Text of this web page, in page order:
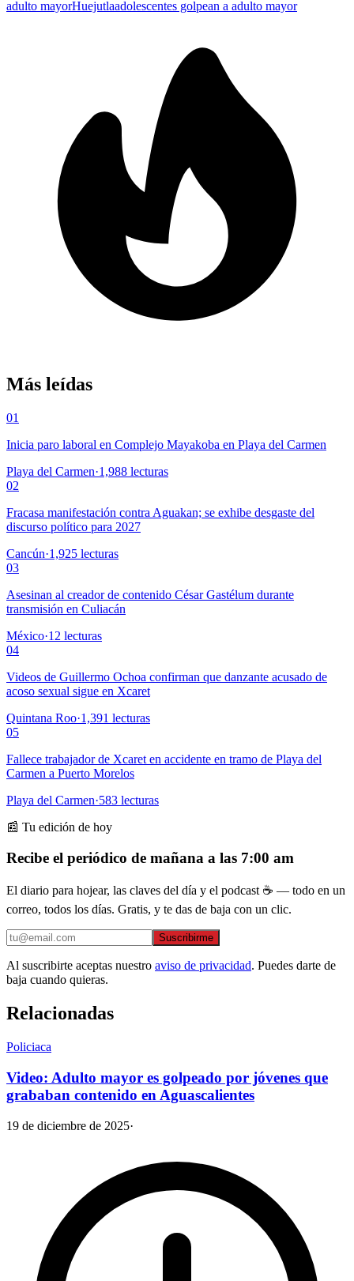
adulto mayorHuejutlaadolescentes golpean a adulto mayor
Más leídas
01
Inicia paro laboral en Complejo Mayakoba en Playa del Carmen
Playa del Carmen·1,988 lecturas
02
Fracasa manifestación contra Aguakan; se exhibe desgaste del
discurso político para 2027
Cancún·1,925 lecturas
03
Asesinan al creador de contenido César Gastélum durante
transmisión en Culiacán
México·12 lecturas
04
Videos de Guillermo Ochoa confirman que danzante acusado de
acoso sexual sigue en Xcaret
Quintana Roo·1,391 lecturas
05
Fallece trabajador de Xcaret en accidente en tramo de Playa del
Carmen a Puerto Morelos
Playa del Carmen·583 lecturas
📰 Tu edición de hoy
Recibe el periódico de mañana a las 7:00 am
El diario para hojear, las claves del día y el podcast ☕ — todo en un
correo, todos los días. Gratis, y te das de baja con un clic.
Suscribirme
Al suscribirte aceptas nuestro aviso de privacidad. Puedes darte de
baja cuando quieras.
Relacionadas
Policiaca
Video: Adulto mayor es golpeado por jóvenes que
grababan contenido en Aguascalientes
19 de diciembre de 2025·